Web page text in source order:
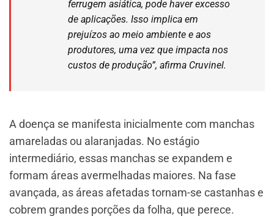
ferrugem asiática, pode haver excesso
de aplicações. Isso implica em
prejuízos ao meio ambiente e aos
produtores, uma vez que impacta nos
custos de produção”, afirma Cruvinel.
A doença se manifesta inicialmente com manchas
amareladas ou alaranjadas. No estágio
intermediário, essas manchas se expandem e
formam áreas avermelhadas maiores. Na fase
avançada, as áreas afetadas tornam-se castanhas e
cobrem grandes porções da folha, que perece.